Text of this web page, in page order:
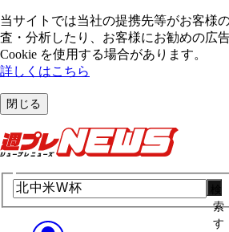
当サイトでは当社の提携先等がお客様
査・分析したり、お客様にお勧めの広
Cookie を使⽤する場合があります。
詳しくはこちら
閉じる
索
す